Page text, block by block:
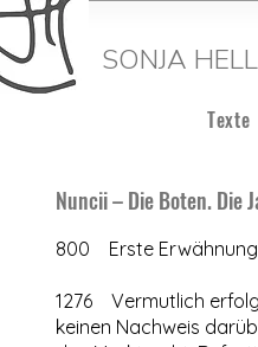
SONJA
Texte
Nuncii – Die Boten. Die
800 Erste Erwähnung
1276 Vermutlich
keinen Nachweis